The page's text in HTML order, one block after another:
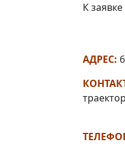
К
АДРЕС: